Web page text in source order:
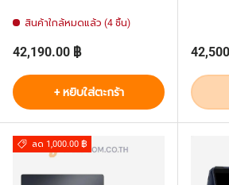
สินค้าใกล้หมดแล้ว (4 ชิ้น)
ราคาปกติ
42,190.00 ฿
+ หยิบใส่ตะกร้า
ราคา
ลด 1,000.00 ฿